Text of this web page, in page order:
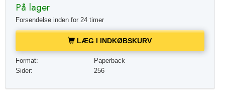
På lager
Forsendelse inden for 24 timer
LÆG I INDKØBSKURV
Format:
Paperback
Sider:
256